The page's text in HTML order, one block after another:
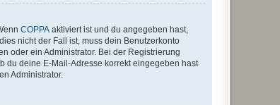
COPPA aktiviert ist und du angegeben hast,
nicht der Fall ist, muss dein Benutzerkonto
oder ein Administrator. Bei der Registrierung
du deine E-Mail-Adresse korrekt eingegeben hast
Administrator.